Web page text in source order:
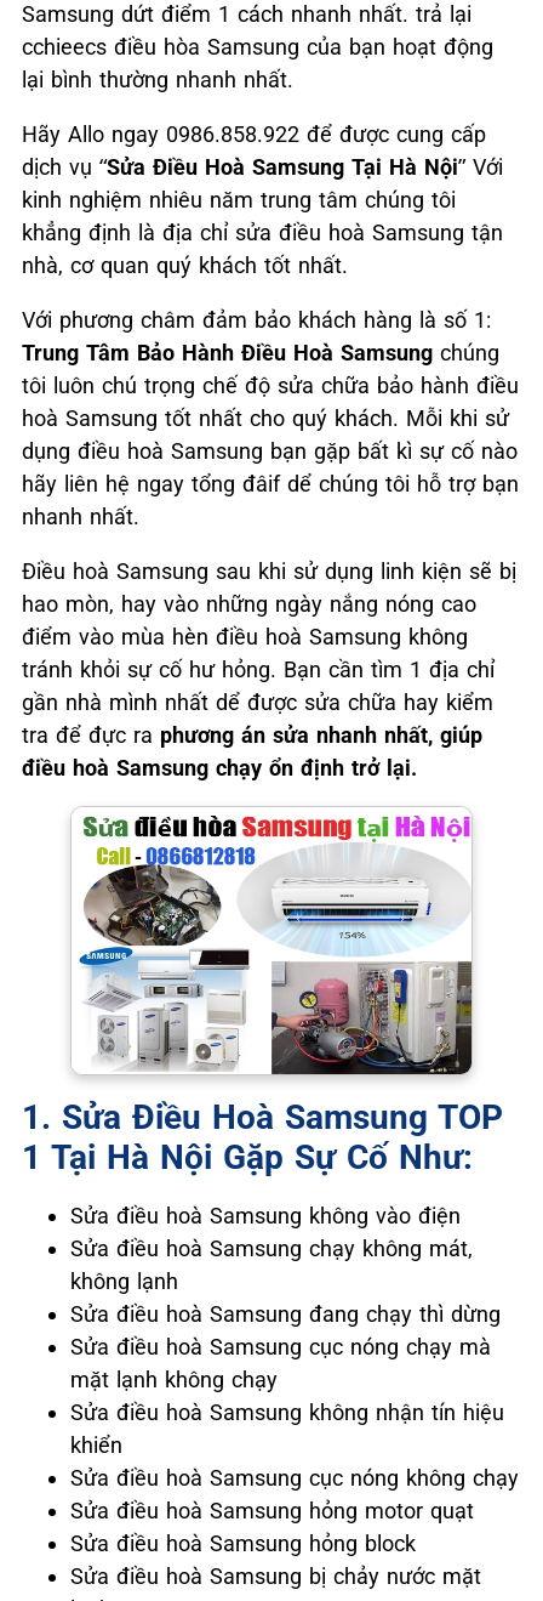
Samsung dứt điểm 1 cách nhanh nhất. trả lại
cchieecs điều hòa Samsung của bạn hoạt động
lại bình thường nhanh nhất.
Hãy Allo ngay 0986.858.922 để được cung cấp
dịch vụ “Sửa Điều Hoà Samsung Tại Hà Nội” Với
kinh nghiệm nhiêu năm trung tâm chúng tôi
khẳng định là địa chỉ sửa điều hoà Samsung tận
nhà, cơ quan quý khách tốt nhất.
Với phương châm đảm bảo khách hàng là số 1:
Trung Tâm Bảo Hành Điều Hoà Samsung chúng
tôi luôn chú trọng chế độ sửa chữa bảo hành điều
hoà Samsung tốt nhất cho quý khách. Mỗi khi sử
dụng điều hoà Samsung bạn gặp bất kì sự cố nào
hãy liên hệ ngay tổng đâif dể chúng tôi hỗ trợ bạn
nhanh nhất.
Điều hoà Samsung sau khi sử dụng linh kiện sẽ bị
hao mòn, hay vào những ngày nắng nóng cao
điểm vào mùa hèn điều hoà Samsung không
tránh khỏi sự cố hư hỏng. Bạn cần tìm 1 địa chỉ
gần nhà mình nhất dể được sửa chữa hay kiểm
tra để đực ra phương án sửa nhanh nhất, giúp
điều hoà Samsung chạy ổn định trở lại.
1. Sửa Điều Hoà Samsung TOP
1 Tại Hà Nội Gặp Sự Cố Như:
Sửa điều hoà Samsung không vào điện
Sửa điều hoà Samsung chạy không mát,
không lạnh
Sửa điều hoà Samsung đang chạy thì dừng
Sửa điều hoà Samsung cục nóng chạy mà
mặt lạnh không chạy
Sửa điều hoà Samsung không nhận tín hiệu
khiển
Sửa điều hoà Samsung cục nóng không chạy
Sửa điều hoà Samsung hỏng motor quạt
Sửa điều hoà Samsung hỏng block
Sửa điều hoà Samsung bị chảy nước mặt